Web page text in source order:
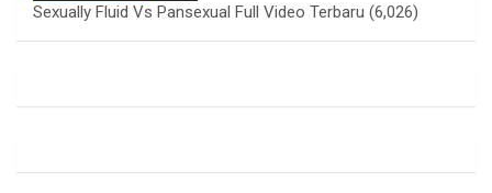
Sexually Fluid Vs Pansexual Full Video Terbaru (6,026)